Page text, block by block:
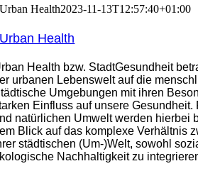
Urban Health2023-11-13T12:57:40+01:00
Urban Health
Health bzw. StadtGesundheit
urbanen Lebenswelt auf die
Umgebungen mit ihren
Einfluss auf unsere Gesundheit.
natürlichen Umwelt werden hierbei
Blick auf das komplexe Verhältnis
städtischen (Um-)Welt, sowohl
Nachhaltigkeit zu